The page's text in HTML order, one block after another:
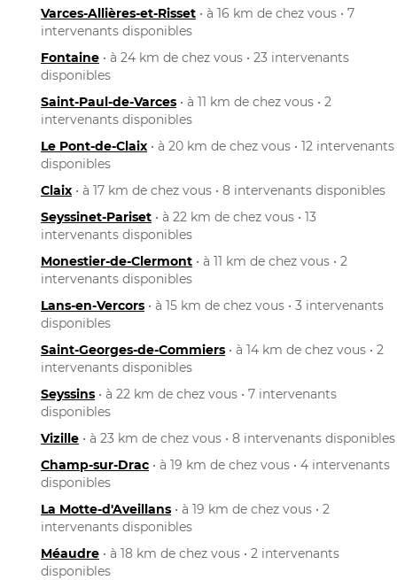
Varces-Allières-et-Risset • à 16 km de chez vous • 7
intervenants disponibles
Fontaine • à 24 km de chez vous • 23 intervenants
disponibles
Saint-Paul-de-Varces • à 11 km de chez vous • 2
intervenants disponibles
Le Pont-de-Claix • à 20 km de chez vous • 12 intervenants
disponibles
Claix • à 17 km de chez vous • 8 intervenants disponibles
Seyssinet-Pariset • à 22 km de chez vous • 13
intervenants disponibles
Monestier-de-Clermont • à 11 km de chez vous • 2
intervenants disponibles
Lans-en-Vercors • à 15 km de chez vous • 3 intervenants
disponibles
Saint-Georges-de-Commiers • à 14 km de chez vous • 2
intervenants disponibles
Seyssins • à 22 km de chez vous • 7 intervenants
disponibles
Vizille • à 23 km de chez vous • 8 intervenants disponibles
Champ-sur-Drac • à 19 km de chez vous • 4 intervenants
disponibles
La Motte-d'Aveillans • à 19 km de chez vous • 2
intervenants disponibles
Méaudre • à 18 km de chez vous • 2 intervenants
disponibles